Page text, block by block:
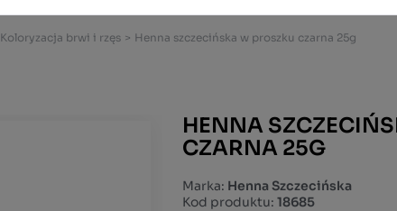
Koloryzacja brwi i rzęs > Henna szczecińska w proszku czarna 25g
HENNA
CZARNA 25G
Marka: Henna Szczecińska
Kod produktu: 18685